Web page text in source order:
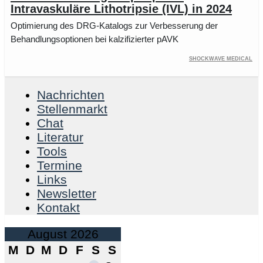
Intravaskuläre Lithotripsie (IVL) in 2024
Optimierung des DRG-Katalogs zur Verbesserung der
Behandlungsoptionen bei kalzifizierter pAVK
Shockwave Medical
Nachrichten
Stellenmarkt
Chat
Literatur
Tools
Termine
Links
Newsletter
Kontakt
August 2026
M
D M D F S S